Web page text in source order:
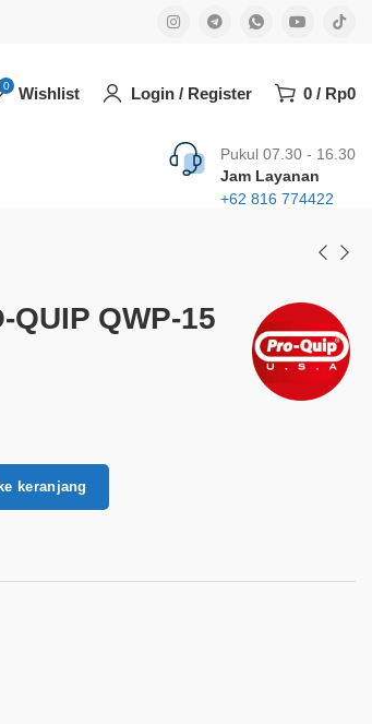
0 Wishlist Login / Register 0 / Rp0
Pukul 07.30 - 16.30
Jam Layanan
+62 816 774422
QUIP QWP-15
keranjang